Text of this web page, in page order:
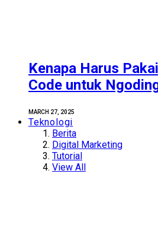
Kenapa Harus
Code untuk
MARCH 27, 2025
Teknologi
Berita
Digital Marketing
Tutorial
View All